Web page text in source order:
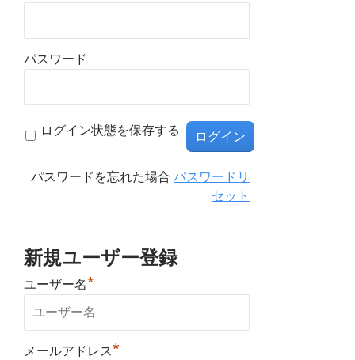
パスワード
ログイン状態を保存する
パスワードを忘れた場合パスワードリ
セット
新規ユーザー登録
ユーザー名*
メールアドレス*